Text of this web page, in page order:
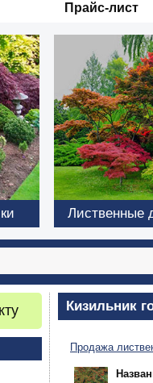
Прайс-лист
Лиственные
Кизильник
Продажа